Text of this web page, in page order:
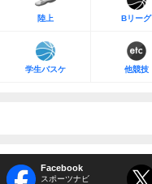
陸上 Bリーグ
学生バスケ 他競技
Facebook
スポーツナビ